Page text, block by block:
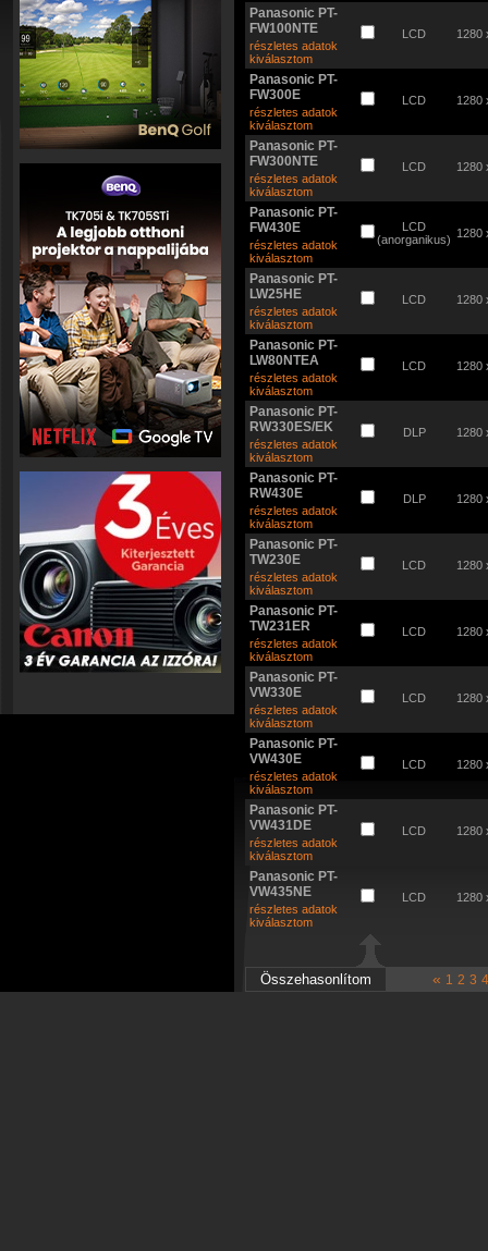
Panasonic PT-
FW100NTE
részletes adatok
kiválasztom
LCD 1280
Panasonic PT-
FW300E
részletes adatok
kiválasztom
LCD 1280
Panasonic PT-
FW300NTE
részletes adatok
kiválasztom
LCD 1280
Panasonic PT-
FW430E
részletes adatok
kiválasztom
LCD
(anorganikus) 1280
Panasonic PT-
LW25HE
részletes adatok
kiválasztom
LCD 1280
Panasonic PT-
LW80NTEA
részletes adatok
kiválasztom
LCD 1280
Panasonic PT-
RW330ES/EK
részletes adatok
kiválasztom
DLP 1280
Panasonic PT-
RW430E
részletes adatok
kiválasztom
DLP 1280
Panasonic PT-
TW230E
részletes adatok
kiválasztom
LCD 1280
Panasonic PT-
TW231ER
részletes adatok
kiválasztom
LCD 1280
Panasonic PT-
VW330E
részletes adatok
kiválasztom
LCD 1280
Panasonic PT-
VW430E
részletes adatok
kiválasztom
LCD 1280
Panasonic PT-
VW431DE
részletes adatok
kiválasztom
LCD 1280
Panasonic PT-
VW435NE
részletes adatok
kiválasztom
LCD 1280
« 1 2 3 4